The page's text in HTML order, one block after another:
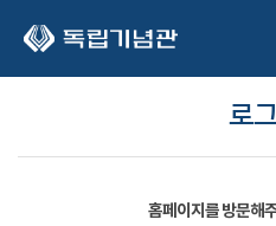
로
홈페이지를 방문해